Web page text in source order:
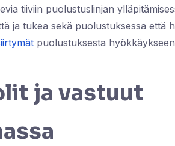
tiiviin puolustuslinjan
ja tukea sekä puolustuksessa että
puolustuksesta
ja vastuut